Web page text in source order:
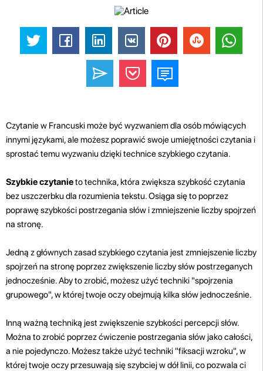
Czytanie w Francuski może być wyzwaniem dla osób mówiących
innymi językami, ale możesz poprawić swoje umiejętności czytania i
sprostać temu wyzwaniu dzięki technice szybkiego czytania.
Szybkie czytanieto technika, która zwiększa szybkość czytania
bez uszczerbku dla rozumienia tekstu. Osiąga się to poprzez
poprawę szybkości postrzegania słów i zmniejszenie liczby spojrzeń
na stronę.
Jedną z głównych zasad szybkiego czytania jest zmniejszenie liczby
spojrzeń na stronę poprzez zwiększenie liczby słów postrzeganych
jednocześnie. Aby to zrobić, możesz użyć techniki "spojrzenia
grupowego", w której twoje oczy obejmują kilka słów jednocześnie.
Inną ważną techniką jest zwiększenie szybkości percepcji słów.
Można to zrobić poprzez ćwiczenie postrzegania słów jako całości,
a nie pojedynczo. Możesz także użyć techniki "fiksacji wzroku", w
której twoje oczy przesuwają się szybciej w dół linii, co pozwala ci